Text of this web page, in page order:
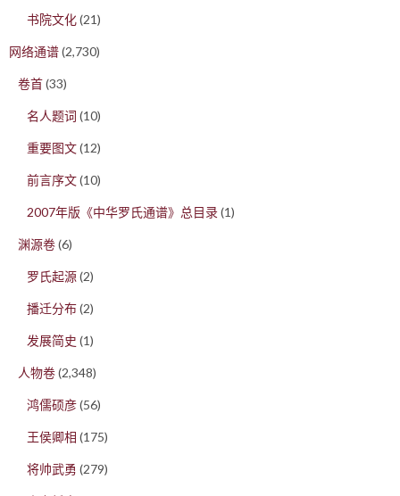
书院文化(21)
网络通谱(2,730)
卷首(33)
名人题词 (10)
重要图文(12)
前言序文(10)
2007年版《中华罗氏通谱》总目录(1)
渊源卷(6)
罗氏起源(2)
播迁分布(2)
发展简史 (1)
人物卷(2,348)
鸿儒硕彦(56)
王侯卿相 (175)
将帅武勇 (279)